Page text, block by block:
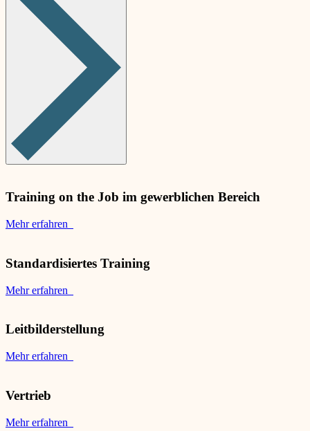
Training on the Job im gewerblichen Bereich
Mehr erfahren
Standardisiertes Training
Mehr erfahren
Leitbilderstellung
Mehr erfahren
Vertrieb
Mehr erfahren